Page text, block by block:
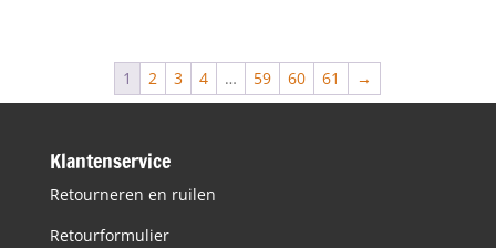
€129,90.€55,00.
1 2 3 4 … 59 60 61 →
Klantenservice
Retourneren en ruilen
Retourformulier